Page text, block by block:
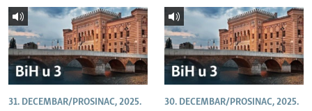
31. DECEMBAR/PROSINAC, 2025. 30. DECEMBAR/PROSINAC, 2025.